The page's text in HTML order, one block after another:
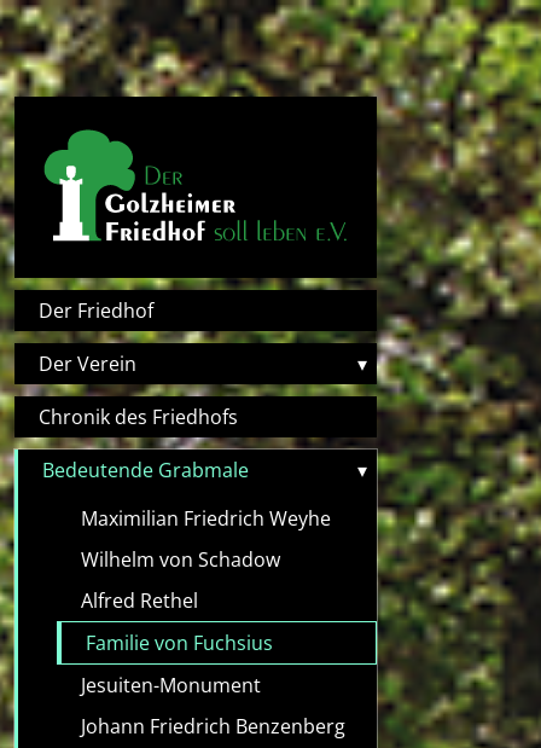
Direkt zum Inhalt
Hauptnavigation
Der Friedhof
Der Verein
▾
Chronik des Friedhofs
Bedeutende Grabmale
▾
Maximilian Friedrich Weyhe
Wilhelm von Schadow
Alfred Rethel
Familie von Fuchsius
Jesuiten-Monument
Johann Friedrich Benzenberg